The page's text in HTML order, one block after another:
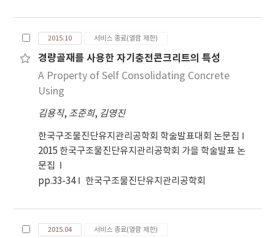
provides additional water to the hydratin
cement particles, is applied to be the
internal curing. This paper presents the test
result of basic property of SLWA and
autogenous shrinkage with volumes of SLWA.
2015.10 서비스 종료(열람 제한)
경량골재를 사용한 자기충전콘크리트의 특성
A Property of Self Consolidating Concrete
Using
김용직, 조준희, 김영진
한국구조물진단유지관리공학회 학술발표대회 논문집
2015 한국구조물진단유지관리공학회 가을 학술발표 논
문집
pp.33-34
한국구조물진단유지관리공학회
2015.04 서비스 종료(열람 제한)